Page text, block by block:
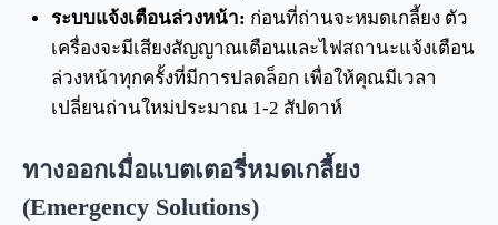
ระบบแจ้งเตือนล่วงหน้า: ก่อนที่ถ่านจะหมดเกลี้ยง ตัว
เครื่องจะมีเสียงสัญญาณเตือนและไฟสถานะแจ้งเตือน
ล่วงหน้าทุกครั้งที่มีการปลดล็อก เพื่อให้คุณมีเวลา
เปลี่ยนถ่านใหม่ประมาณ 1-2 สัปดาห์
ทางออกเมื่อแบตเตอรี่หมดเกลี้ยง
(Emergency Solutions)